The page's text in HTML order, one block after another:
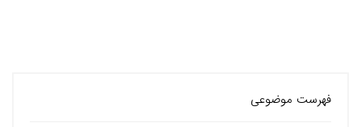
فهرست موضوعی